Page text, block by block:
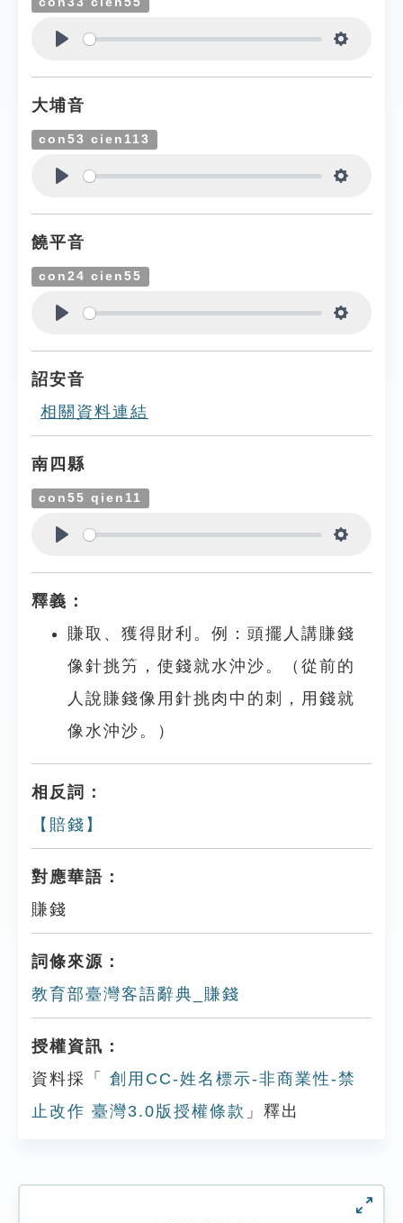
大埔音
con53 cien113
饒平音
con24 cien55
詔安音
相關資料連結
南四縣
con55 qien11
釋義：
賺取、獲得財利。例：頭擺人講賺錢
像針挑竻，使錢就水沖沙。（從前的
人說賺錢像用針挑肉中的刺，用錢就
像水沖沙。）
相反詞：
【賠錢】
對應華語：
賺錢
詞條來源：
教育部臺灣客語辭典_賺錢
授權資訊：
資料採「
創用CC-姓名標示-非商業性-禁
止改作 臺灣3.0版授權條款 」釋出